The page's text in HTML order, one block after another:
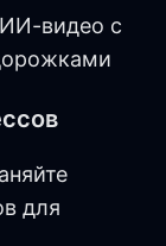
видео с
для